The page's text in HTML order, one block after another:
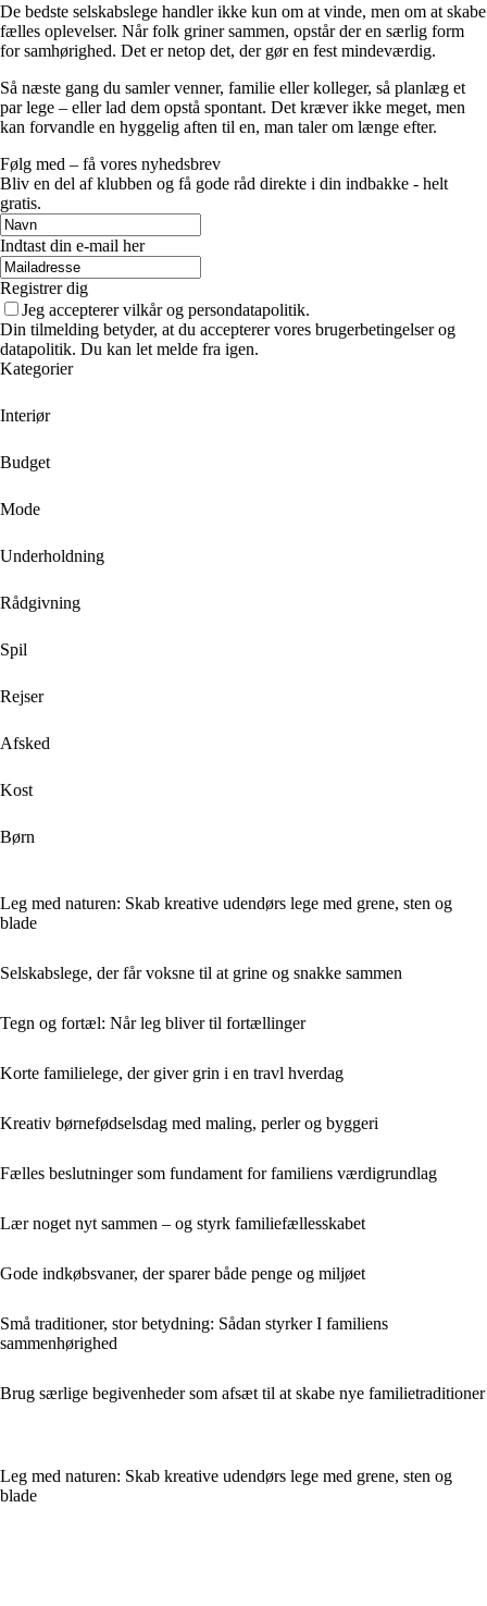
De bedste selskabslege handler ikke kun om at vinde, men om at skabe
fælles oplevelser. Når folk griner sammen, opstår der en særlig form
for samhørighed. Det er netop det, der gør en fest mindeværdig.
Så næste gang du samler venner, familie eller kolleger, så planlæg et
par lege – eller lad dem opstå spontant. Det kræver ikke meget, men
kan forvandle en hyggelig aften til en, man taler om længe efter.
Følg med – få vores nyhedsbrev
Bliv en del af klubben og få gode råd direkte i din indbakke - helt
gratis.
Indtast din e-mail her
Registrer dig
Jeg accepterer vilkår og persondatapolitik.
Din tilmelding betyder, at du accepterer vores brugerbetingelser og
datapolitik. Du kan let melde fra igen.
Kategorier
Interiør
Budget
Mode
Underholdning
Rådgivning
Spil
Rejser
Afsked
Kost
Børn
Leg med naturen: Skab kreative udendørs lege med grene, sten og
blade
Selskabslege, der får voksne til at grine og snakke sammen
Tegn og fortæl: Når leg bliver til fortællinger
Korte familielege, der giver grin i en travl hverdag
Kreativ børnefødselsdag med maling, perler og byggeri
Fælles beslutninger som fundament for familiens værdigrundlag
Lær noget nyt sammen – og styrk familiefællesskabet
Gode indkøbsvaner, der sparer både penge og miljøet
Små traditioner, stor betydning: Sådan styrker I familiens
sammenhørighed
Brug særlige begivenheder som afsæt til at skabe nye familietraditioner
Leg med naturen: Skab kreative udendørs lege med grene, sten og
blade